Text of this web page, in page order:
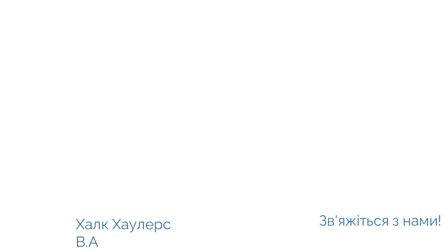
Халк Хаулерс
В.А
Зв'яжіться з нами!